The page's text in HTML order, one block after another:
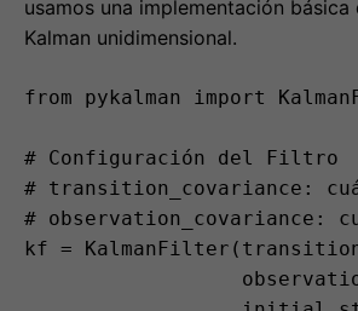
# Configuración del Filtro
# observation_covariance: